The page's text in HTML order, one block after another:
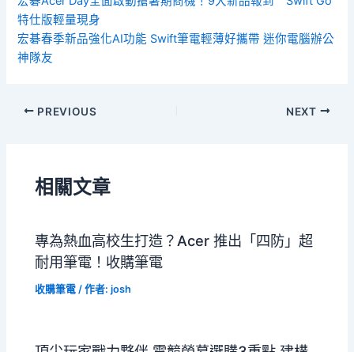
特仕版輕量現身
宏碁春季新品強化AI功能 Swift筆電輕薄好攜帶 迷你電腦辦公
神隊友
PREVIOUS NEXT
相關文章
專為熱血高校生打造？Acer 推出「四防」超
耐用筆電！收購筆電
收購筆電 / 作者:josh